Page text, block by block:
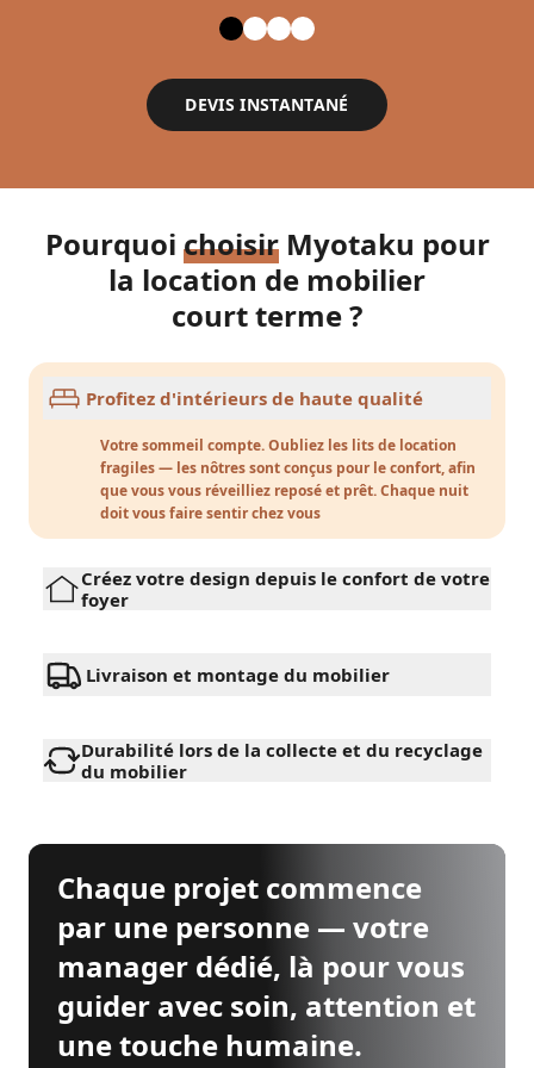
DEVIS INSTANTANÉ
Pourquoi choisirMyotaku pour
la location de mobilier
court terme ?
Profitez d'intérieurs de haute qualité
Votre sommeil compte. Oubliez les lits de location
fragiles — les nôtres sont conçus pour le confort, afin
que vous vous réveilliez reposé et prêt. Chaque nuit
doit vous faire sentir chez vous
Créez votre design depuis le confort de votre
foyer
Livraison et montage du mobilier
Durabilité lors de la collecte et du recyclage
du mobilier
Chaque projet commence
par une personne — votre
manager dédié, là pour vous
guider avec soin, attention et
une touche humaine.